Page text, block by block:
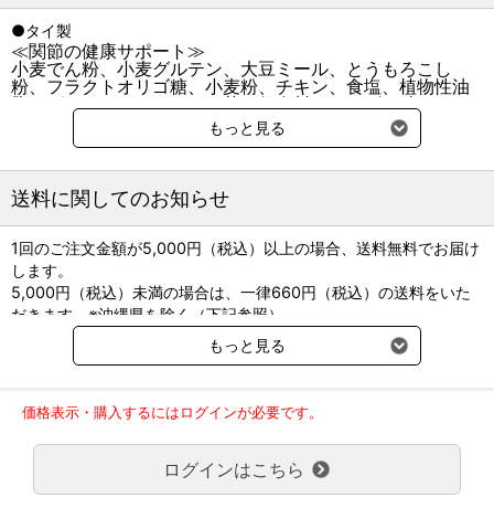
【関節の健康サポート】
関節の健康をサポートするコンドロイチン、グルコサミンの前駆物
質、オメガ３脂肪酸、亜鉛などを含む緑イ貝粉末と、
抗酸化成分ビタミンE&Cを配合。
【おなかの健康サポート】
プロバイオティクス（バチルス菌）、天然由来のフラクトオリゴ糖
を配合。
腸内細菌叢のバランスを改善することによって宿主の健康に有益に
働く生きた微生物。
腸管内で有益に働く細菌（善玉菌）の栄養源となり、腸内細菌のバ
ランスを整えます。
【免疫の健康サポート】
天然酵母由来のβ-グルカン69.6mg、抗酸化成分ビタミンE・C配
酵母の細胞壁にに存在し、生体が本来持つ免疫機能を保つことによ
[１日あたり給与量の目安]
体重1.3～5kg未満：1個
●タイ製
≪関節の健康サポート≫
小麦でん粉、小麦グルテン、大豆ミール、とうもろこし
粉、フラクトオリゴ糖、小麦粉、チキン、食塩、植物性油
脂、グリセリン、バチルス菌、保存料（ソルビン酸Ｋ）、
酸化防止剤（ミックストコフェロール、ローズマリー抽出
粗繊維
2.0％以下 粗灰分
8.0％以下
水分
22.0％以下
カルシウム
リン
マグネシウム
カロリー8kcal/1個あたり
≪おなかの健康サポート≫
小麦でん粉、小麦粉、とうもろこし粉、小麦グルテン、大
豆ミール、緑イ貝粉末＊、チキン、食塩、植物性油脂、グ
リセリン、ビタミン類（Ｃ、Ｅ）、保存料（ソルビン酸
Ｋ）、酸化防止剤（ミックストコフェロール、ローズマリ
ー抽出物）＊コンドロイチン、グルコサミン前駆物質、オ
粗タンパク質20.0％以上 粗脂肪
3.0％以上
水分
22.0％以下 カルシウム
リン
マグネシウム
カロリー8kcal/1個あたり
≪免疫の健康サポート≫
小麦でん粉、小麦粉、とうもろこし粉、小麦グルテン、大
豆ミール、チキン、β－グルカン、食塩、植物性油脂、グリ
もっと見る
送料に関してのお知らせ
1回のご注文金額が5,000円（税込）以上の場合、送料無料でお届け
します。
5,000円（税込）未満の場合は、一律660円（税込）の送料をいた
だきます。※沖縄県を除く（下記参照）
※2017年11月14日（火）より沖縄県へのお届けにつきましては、1
回のご注文金額（税込）が、30,000円以上で配送無料となります。
ご了承のほどよろしくお願い致します。
弊社都合でお届けが２回以上に分かれる場合の送料負担は、１回分
のみで新たな送料は発生しません。
大型商品送料が必要な商品をご注文の場合は、大型商品送料のみご
負担頂きます。
もっと見る
価格表示・購入するにはログインが必要です。
ログインはこちら